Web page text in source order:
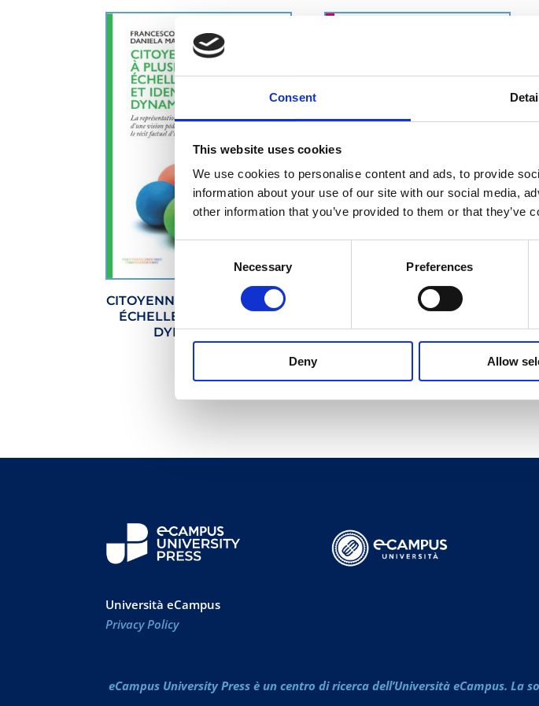
Consent
This website uses cookies
We use cookies to personalise content and ads, to provide
information about your use of our site with our social media,
other information that you’ve provided to them or that they’ve
Consent
Necessary Preferences
Deny Allow
CITOYENNETÉ À PLUSIEURS
ÉCHELLES ET IDENTITÉS
DYNAMIQUES
CITTADINANZA
MULTISCALARE E IDENTITÀ
DINAMICHE
Università eCampus
Privacy Policy
eCampus University Press è un centro di ricerca dell’Università eCampus. La